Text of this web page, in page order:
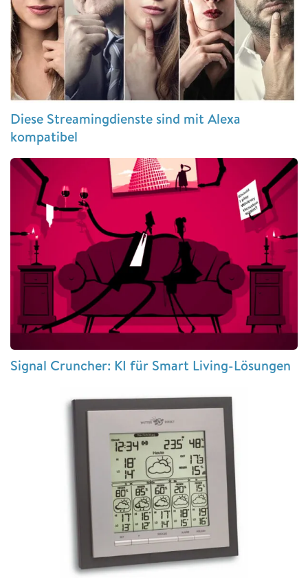
Diese Streamingdienste sind mit Alexa
kompatibel
Signal Cruncher: KI für Smart Living-Lösungen